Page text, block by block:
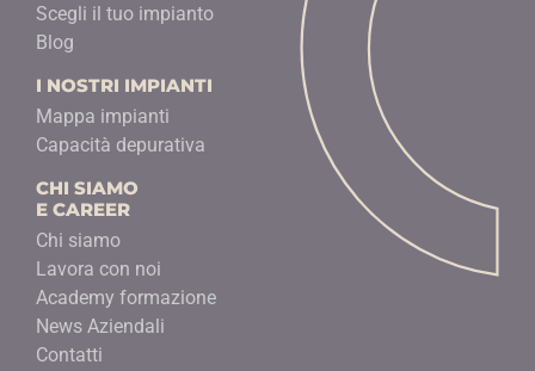
Scegli il tuo impianto
Blog
I NOSTRI IMPIANTI
Mappa impianti
Capacità depurativa
CHI SIAMO
E CAREER
Chi siamo
Lavora con noi
Academy formazione
News Aziendali
Contatti